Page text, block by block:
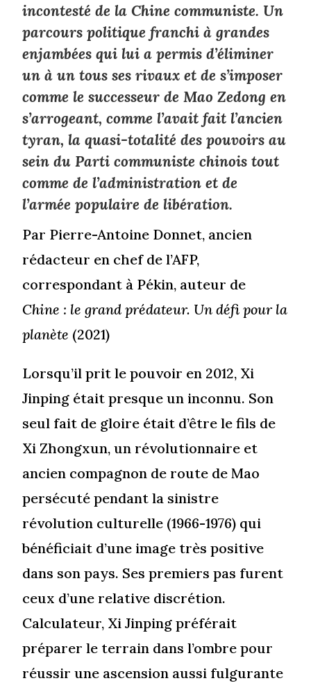
incontesté de la Chine communiste. Un
parcours politique franchi à grandes
enjambées qui lui a permis d’éliminer
un à un tous ses rivaux et de s’imposer
comme le successeur de Mao Zedong en
s’arrogeant, comme l’avait fait l’ancien
tyran, la quasi-totalité des pouvoirs au
sein du Parti communiste chinois tout
comme de l’administration et de
l’armée populaire de libération.
Par Pierre-Antoine Donnet, ancien
rédacteur en chef de l’AFP,
correspondant à Pékin, auteur de
Chine : le grand prédateur. Un défi pour la
planète (2021)
Lorsqu’il prit le pouvoir en 2012, Xi
Jinping était presque un inconnu. Son
seul fait de gloire était d’être le fils de
Xi Zhongxun, un révolutionnaire et
ancien compagnon de route de Mao
persécuté pendant la sinistre
révolution culturelle (1966-1976) qui
bénéficiait d’une image très positive
dans son pays. Ses premiers pas furent
ceux d’une relative discrétion.
Calculateur, Xi Jinping préférait
préparer le terrain dans l’ombre pour
réussir une ascension aussi fulgurante